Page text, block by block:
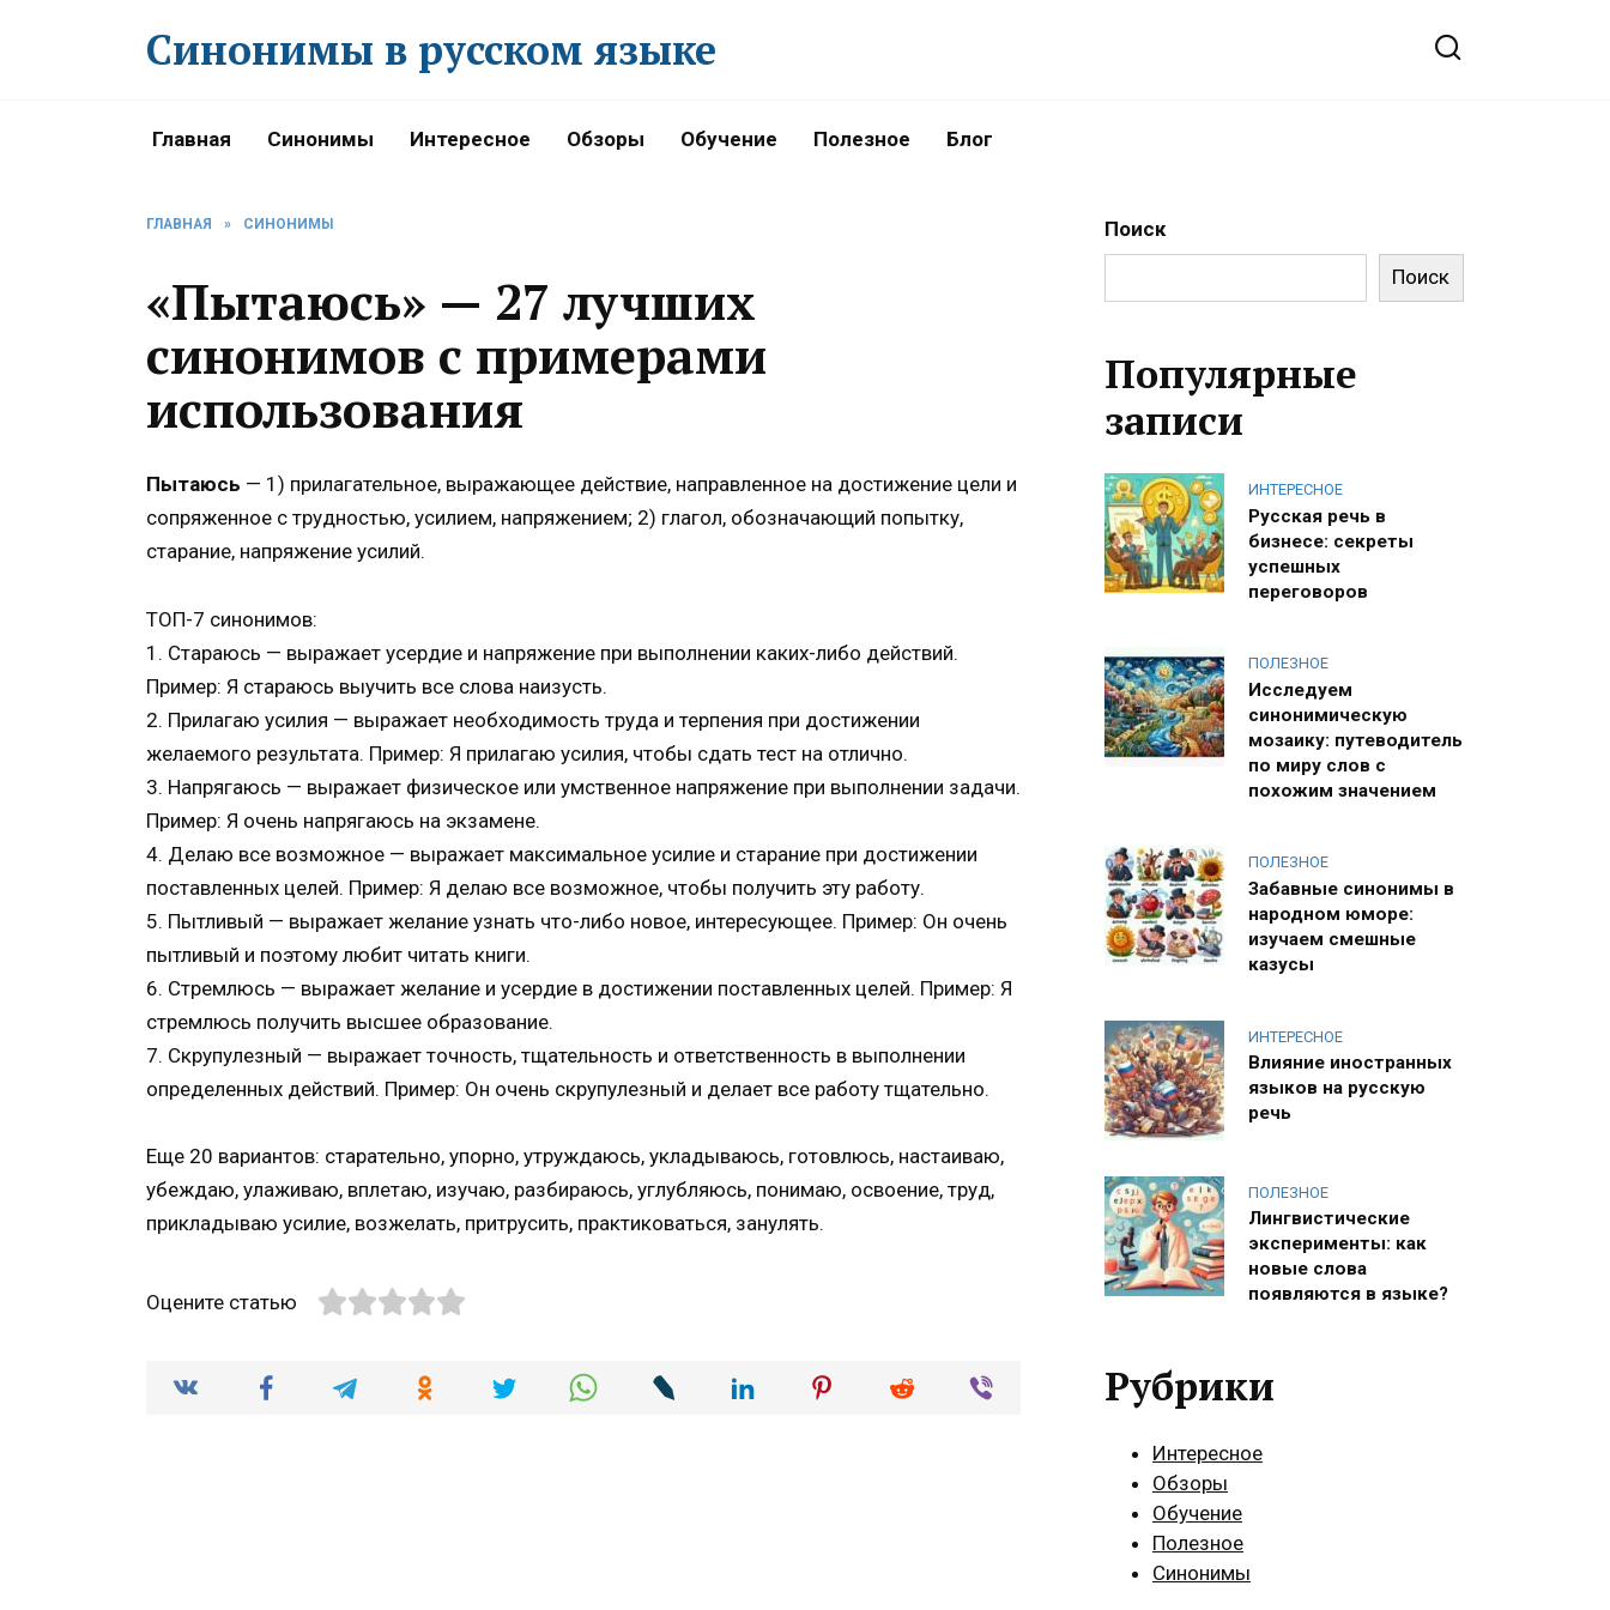
Синонимы в русском языке
Главная Синонимы Интересное Обзоры Обучение Полезное Блог
ГЛАВНАЯ » СИНОНИМЫ
«Пытаюсь» — 27 лучших
синонимов с примерами
использования
Пытаюсь — 1) прилагательное, выражающее действие, направленное на достижение цели и
сопряженное с трудностью, усилием, напряжением; 2) глагол, обозначающий попытку,
старание, напряжение усилий.
ТОП-7 синонимов:
1. Стараюсь — выражает усердие и напряжение при выполнении каких-либо действий.
Пример: Я стараюсь выучить все слова наизусть.
2. Прилагаю усилия — выражает необходимость труда и терпения при достижении
желаемого результата. Пример: Я прилагаю усилия, чтобы сдать тест на отлично.
3. Напрягаюсь — выражает физическое или умственное напряжение при выполнении задачи.
Пример: Я очень напрягаюсь на экзамене.
4. Делаю все возможное — выражает максимальное усилие и старание при достижении
поставленных целей. Пример: Я делаю все возможное, чтобы получить эту работу.
5. Пытливый — выражает желание узнать что-либо новое, интересующее. Пример: Он очень
пытливый и поэтому любит читать книги.
6. Стремлюсь — выражает желание и усердие в достижении поставленных целей. Пример: Я
стремлюсь получить высшее образование.
7. Скрупулезный — выражает точность, тщательность и ответственность в выполнении
определенных действий. Пример: Он очень скрупулезный и делает все работу тщательно.
Еще 20 вариантов: старательно, упорно, утруждаюсь, укладываюсь, готовлюсь, настаиваю,
убеждаю, улаживаю, вплетаю, изучаю, разбираюсь, углубляюсь, понимаю, освоение, труд,
прикладываю усилие, возжелать, притрусить, практиковаться, занулять.
Оцените статью
Поиск
Поиск
Популярные
записи
ИНТЕРЕСНОЕ
Русская речь в
бизнесе: секреты
успешных
переговоров
ПОЛЕЗНОЕ
Исследуем
синонимическую
мозаику: путеводитель
по миру слов с
похожим значением
ПОЛЕЗНОЕ
Забавные синонимы в
народном юморе:
изучаем смешные
казусы
ИНТЕРЕСНОЕ
Влияние иностранных
языков на русскую
речь
ПОЛЕЗНОЕ
Лингвистические
эксперименты: как
новые слова
появляются в языке?
Рубрики
Интересное
Обзоры
Обучение
Полезное
Синонимы